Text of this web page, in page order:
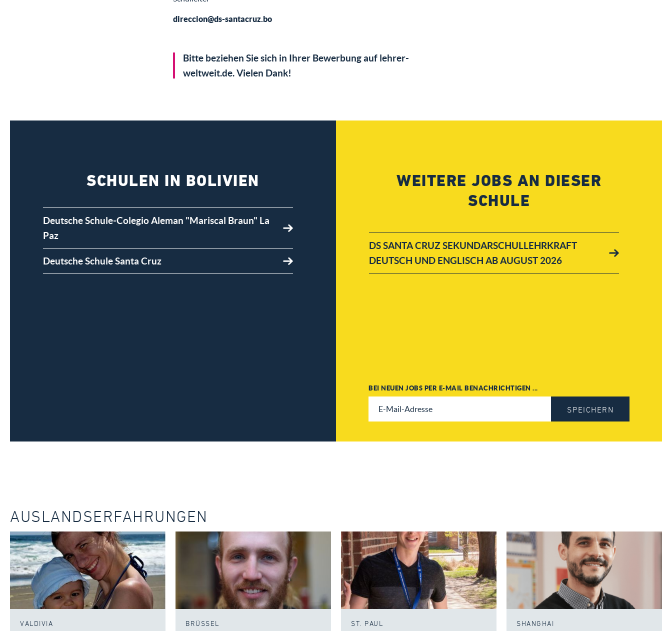
direccion@ds-santacruz.bo
Bitte beziehen Sie sich in Ihrer Bewerbung auf lehrer-
weltweit.de. Vielen Dank!
SCHULEN IN BOLIVIEN
Deutsche Schule-Colegio Aleman "Mariscal Braun" La
Paz
Deutsche Schule Santa Cruz
WEITERE JOBS AN DIESER
SCHULE
DS SANTA CRUZ SEKUNDARSCHULLEHRKRAFT
DEUTSCH UND ENGLISCH AB AUGUST 2026
BEI NEUEN JOBS PER E-MAIL BENACHRICHTIGEN ...
SPEICHERN
AUSLANDSERFAHRUNGEN
VALDIVIA BRÜSSEL ST. PAUL SHANGHAI